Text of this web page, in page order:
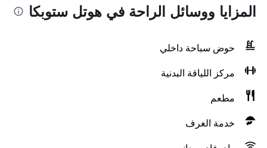
المزايا ووسائل الراحة في هوتل ستوبكا
حوض سباحة داخلي
مركز اللياقة البدنية
مطعم
خدمة الغرف